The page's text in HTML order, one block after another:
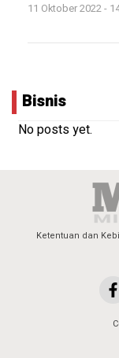
11 Oktober 2022 -
Bisnis
No posts yet.
Ketentuan dan